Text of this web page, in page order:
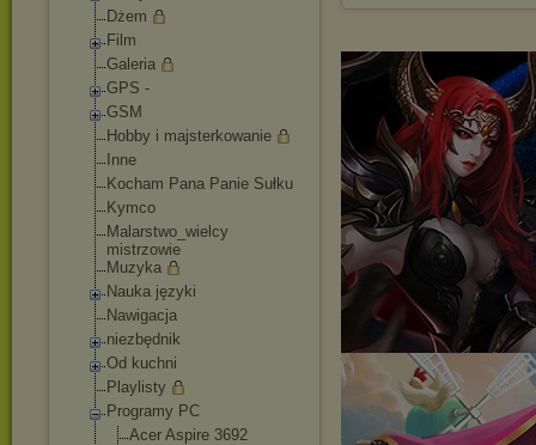
Dżem
Film
Galeria
GPS -
GSM
Hobby i majsterkowanie
Inne
Kocham Pana Panie Sułku
Kymco
Malarstwo_wielcy
mistrzowie
Muzyka
Nauka języki
Nawigacja
niezbędnik
Od kuchni
Playlisty
Programy PC
Acer Aspire 3692